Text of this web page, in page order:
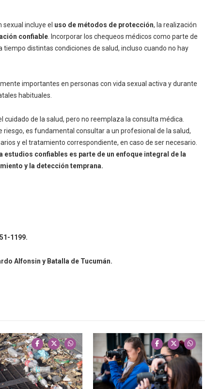
sexual incluye el uso de métodos de protección, la realización
confiable . Incorporar los chequeos médicos como parte de
distintas condiciones de salud, incluso cuando no hay
importantes en personas con vida sexual activa y durante
habituales.
cuidado de la salud, pero no reemplaza la consulta médica.
es fundamental consultar a un profesional de la salud,
y el tratamiento correspondiente, en caso de ser necesario.
confiables es parte de un enfoque integral de la
y la detección temprana.
1199.
Alfonsin y Batalla de Tucumán.